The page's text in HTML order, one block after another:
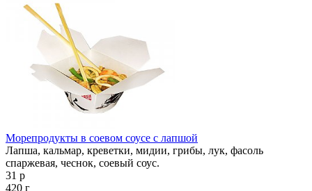
Морепродукты в соевом соусе с лапшой
Лапша, кальмар, креветки, мидии, грибы, лук, фасоль
спаржевая, чеснок, соевый соус.
31 р
420 г